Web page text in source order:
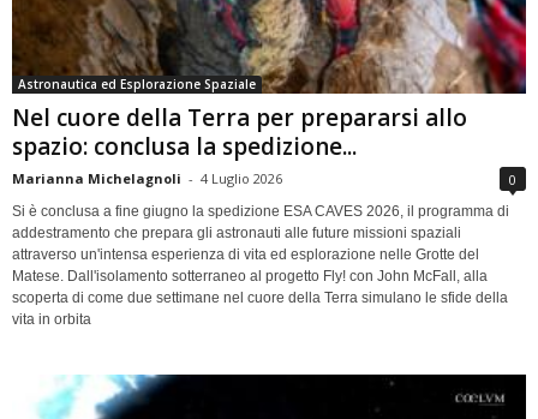
Astronautica ed Esplorazione Spaziale
Nel cuore della Terra per prepararsi allo
spazio: conclusa la spedizione...
Marianna Michelagnoli - 4 Luglio 2026 0
Si è conclusa a fine giugno la spedizione ESA CAVES 2026, il programma di
addestramento che prepara gli astronauti alle future missioni spaziali
attraverso un'intensa esperienza di vita ed esplorazione nelle Grotte del
Matese. Dall'isolamento sotterraneo al progetto Fly! con John McFall, alla
scoperta di come due settimane nel cuore della Terra simulano le sfide della
vita in orbita